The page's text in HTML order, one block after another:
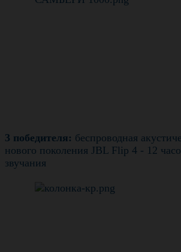
3 победителя: беспроводная
нового поколения JBL Flip 4 - 12
звучания